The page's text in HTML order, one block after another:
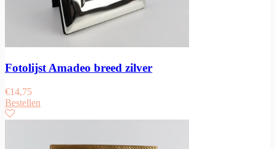
Fotolijst Amadeo breed zilver
€14,75
Bestellen